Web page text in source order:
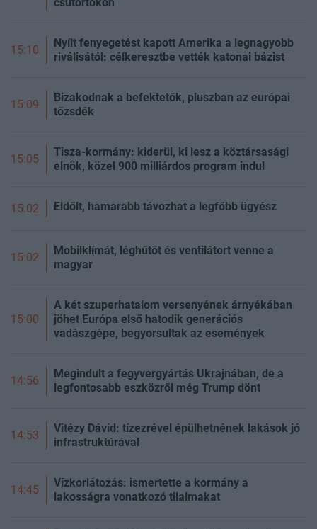
15:10
Nyílt fenyegetést kapott Amerika a legnagyobb
riválisától: célkeresztbe vették katonai bázist
15:09
Bizakodnak a befektetők, pluszban az európai
tőzsdék
15:05
Tisza-kormány: kiderül, ki lesz a köztársasági
elnök, közel 900 milliárdos program indul
15:02 Eldőlt, hamarabb távozhat a legfőbb ügyész
15:02
Mobilklímát, léghűtőt és ventilátort venne a
magyar
15:00
A két szuperhatalom versenyének árnyékában
jöhet Európa első hatodik generációs
vadászgépe, begyorsultak az események
14:56
Megindult a fegyvergyártás Ukrajnában, de a
legfontosabb eszközről még Trump dönt
14:53
Vitézy Dávid: tízezrével épülhetnének lakások jó
infrastruktúrával
14:45
Vízkorlátozás: ismertette a kormány a
lakosságra vonatkozó tilalmakat